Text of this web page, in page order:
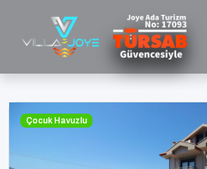
Çocuk Havuzlu